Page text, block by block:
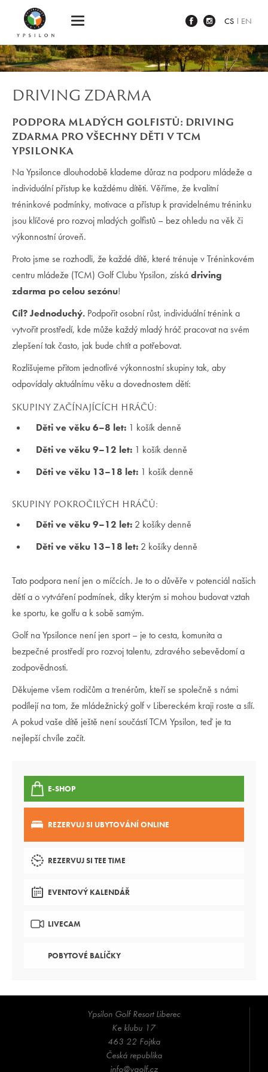
CS EN
DRIVING ZDARMA
PODPORA MLADÝCH GOLFISTŮ: DRIVING
ZDARMA PRO VŠECHNY DĚTI V TCM
YPSILONKA
Na Ypsilonce dlouhodobě klademe důraz na podporu mládeže a
individuální přístup ke každému dítěti. Věříme, že kvalitní
tréninkové podmínky, motivace a přístup k pravidelnému tréninku
jsou klíčové pro rozvoj mladých golfistů – bez ohledu na věk či
výkonnostní úroveň.
Proto jsme se rozhodli, že každé dítě, které trénuje v Tréninkovém
centru mládeže (TCM) Golf Clubu Ypsilon, získádriving
zdarma po celou sezónu!
Cíl? Jednoduchý. Podpořit osobní růst, individuální trénink a
vytvořit prostředí, kde může každý mladý hráč pracovat na svém
zlepšení tak často, jak bude chtít a potřebovat.
Rozlišujeme přitom jednotlivé výkonnostní skupiny tak, aby
odpovídaly aktuálnímu věku a dovednostem dětí:
SKUPINY ZAČÍNAJÍCÍCH HRÁČŮ:
Děti ve věku 6–8 let: 1 košík denně
Děti ve věku 9–12 let: 1 košík denně
Děti ve věku 13–18 let: 1 košík denně
SKUPINY POKROČILÝCH HRÁČŮ:
Děti ve věku 9–12 let: 2 košíky denně
Děti ve věku 13–18 let: 2 košíky denně
Tato podpora není jen o míčcích. Je to o důvěře v potenciál našich
dětí a o vytváření podmínek, díky kterým si mohou budovat vztah
ke sportu, ke golfu a k sobě samým.
Golf na Ypsilonce není jen sport – je to cesta, komunita a
bezpečné prostředí pro rozvoj talentu, zdravého sebevědomí a
zodpovědnosti.
Děkujeme všem rodičům a trenérům, kteří se společně s námi
podílejí na tom, že mládežnický golf v Libereckém kraji roste a sílí.
A pokud vaše dítě ještě není součástí TCM Ypsilon, teď je ta
nejlepší chvíle začít.
E-SHOP
REZERVUJ SI UBYTOVÁNÍ ONLINE
REZERVUJ SI TEE TIME
EVENTOVÝ KALENDÁŘ
LIVECAM
POBYTOVÉ BALÍČKY
Ypsilon Golf Resort Liberec
Ke klubu 17
463 22 Fojtka
Česká republika
info@ygolf.cz